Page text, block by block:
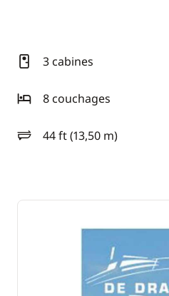
3 cabines
8 couchages
44 ft (13,50 m)
longueur